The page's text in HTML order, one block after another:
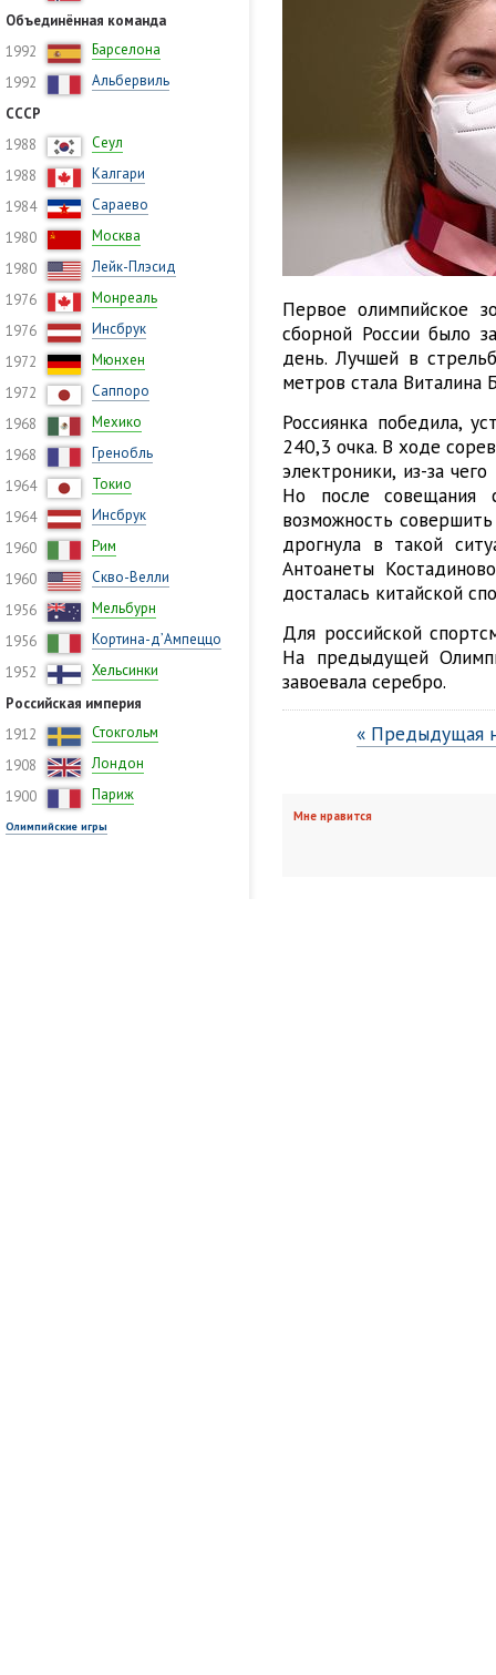
Объединённая команда
1992
Барселона
1992
Альбервиль
СССР
1988
Сеул
1988
Калгари
1984
Сараево
1980
Москва
1980
Лейк-Плэсид
1976
Монреаль
1976
Инсбрук
1972
Мюнхен
1972
Саппоро
1968
Мехико
1968
Гренобль
1964
Токио
1964
Инсбрук
1960
Рим
1960
Скво-Велли
1956
Мельбурн
1956
Кортина-д’Ампеццо
1952
Хельсинки
Российская империя
1912
Стокгольм
1908
Лондон
1900
Париж
Олимпийские игры
Первое олимпийское
сборной России было
день. Лучшей в
метров стала Виталина
Россиянка победила,
240,3 очка. В ходе
электроники, из-за
Но после совещания
возможность
дрогнула в такой
Антоанеты
досталась китайской
Для российской
На предыдущей
завоевала серебро.
« Предыдущая
Мне нравится